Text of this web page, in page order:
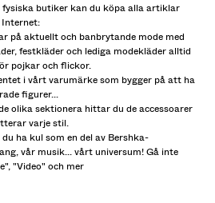
butiker kan du köpa alla artiklar
på aktuellt och banbrytande mode med
festkläder och lediga modekläder alltid
pojkar och flickor.
i vårt varumärke som bygger på att ha
figurer...
olika sektionera hittar du de accessoarer
varje stil.
ha kul som en del av Bershka-
vår musik... vårt universum! Gå inte
"Video" och mer